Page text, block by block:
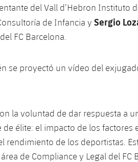
del Vall d’Hebron Instituto
de Infancia y Sergio
FC Barcelona.
se proyectó un vídeo del
la voluntad de dar respuesta a
de élite: el impacto de los factores
rendimiento de los deportistas.
de Compliance y Legal del